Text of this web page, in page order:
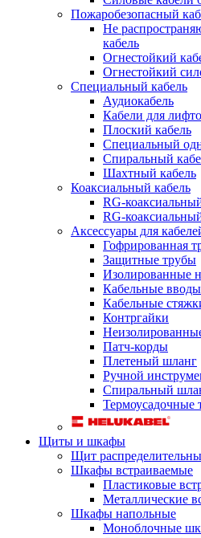
Пожаробезопасный
Не
кабель
Огнестойкий
Огнестойкий
Специальный кабель
Аудиокабель
Кабели для
Плоский кабель
Специальный
Спиральный
Шахтный кабель
Коаксиальный кабель
RG-
RG-
Аксессуары для
Гофрированная
Защитные трубы
Изолированные
Кабельные вводы
Кабельные
Контргайки
Патч-корды
Плетеный шланг
Ручной
Спиральный
Термоусадочные
Щиты и шкафы
Щит
Шкафы встраиваемые
Пластиковые
Металлические
Шкафы напольные
Моноблочные